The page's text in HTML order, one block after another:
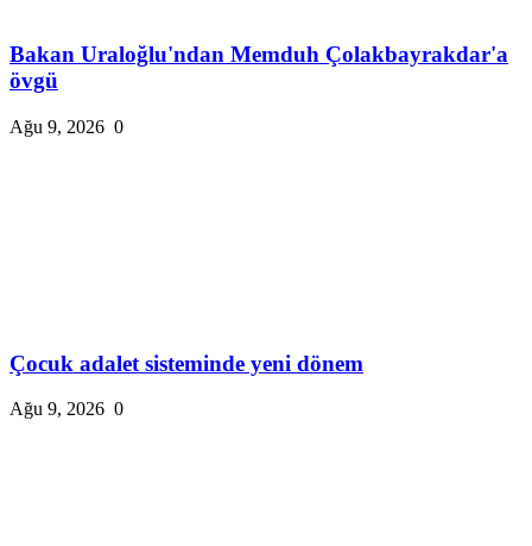
Bakan Uraloğlu'ndan Memduh Çolakbayrakdar'a
övgü
Ağu 9, 2026 0
Çocuk adalet sisteminde yeni dönem
Ağu 9, 2026 0